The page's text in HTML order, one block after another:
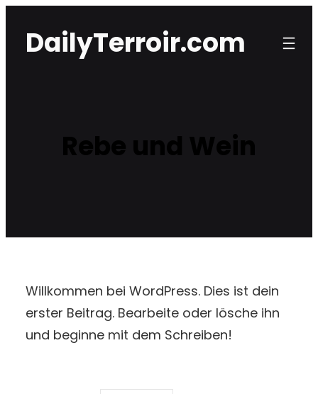
InhaltDailyTerroir.com
Willkommen bei WordPress. Dies ist dein
erster Beitrag. Bearbeite oder lösche ihn
und beginne mit dem Schreiben!